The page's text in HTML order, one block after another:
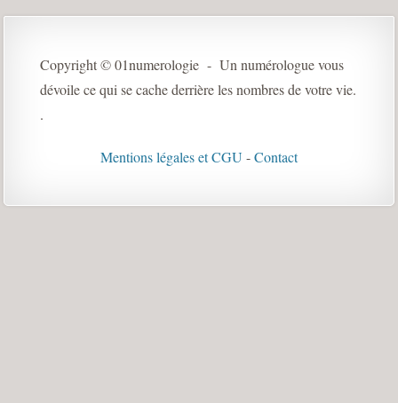
Copyright © 01numerologie - Un numérologue vous
dévoile ce qui se cache derrière les nombres de votre vie.
.
Mentions légales et CGU -Contact